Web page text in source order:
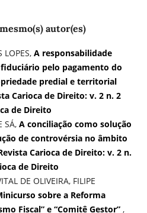
autor(es)
LOPES, A responsabilidade
pelo pagamento do
predial e territorial
Carioca de Direito: v. 2 n. 2
de Direito
SÁ, A conciliação como solução
de controvérsia no âmbito
Carioca de Direito: v. 2 n.
de Direito
DE OLIVEIRA, FILIPE
sobre a Reforma
Fiscal” e “Comitê Gestor” ,